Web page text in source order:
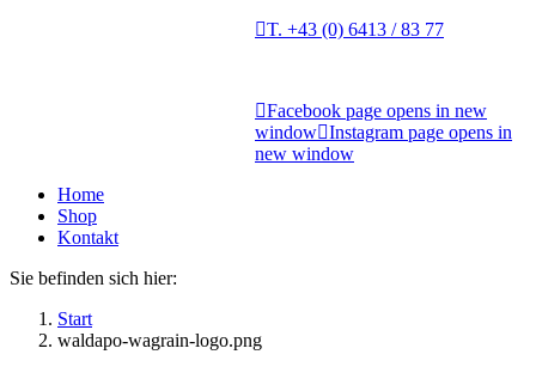
T. +43 (0) 6413 / 83 77
Facebook page opens in new
window Instagram page opens in
new window
Home
Shop
Kontakt
Sie befinden sich hier:
Start
waldapo-wagrain-logo.png